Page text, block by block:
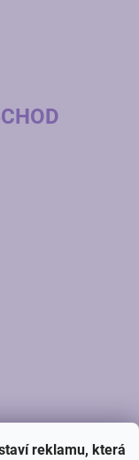
reklamu, která